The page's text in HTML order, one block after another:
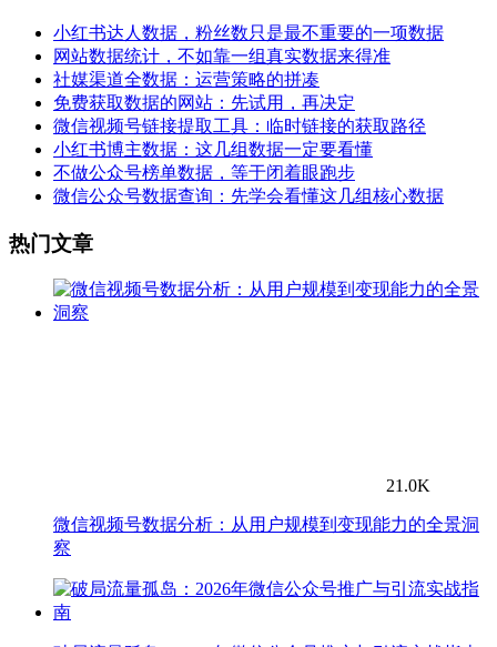
小红书达人数据，粉丝数只是最不重要的一项数据
网站数据统计，不如靠一组真实数据来得准
社媒渠道全数据：运营策略的拼凑
免费获取数据的网站：先试用，再决定
微信视频号链接提取工具：临时链接的获取路径
小红书博主数据：这几组数据一定要看懂
不做公众号榜单数据，等于闭着眼跑步
微信公众号数据查询：先学会看懂这几组核心数据
热门文章
21.0K
微信视频号数据分析：从用户规模到变现能力的全景洞
察